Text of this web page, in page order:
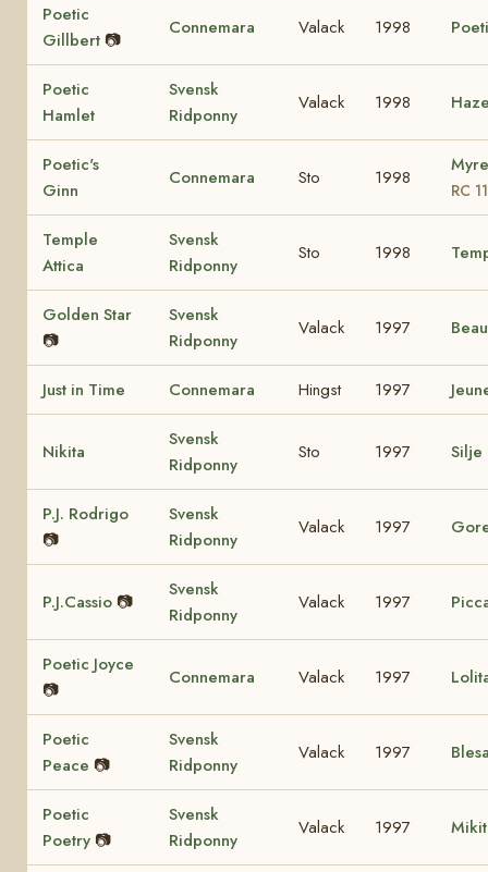
Poetic
Gillbert 📷
Connemara Valack 1998
Poetic
Hamlet
Svensk
Ridponny
Valack 1998
Poetic's
Ginn
Connemara Sto 1998
RC
Temple
Attica
Svensk
Ridponny
Sto 1998
Golden Star
📷
Svensk
Ridponny
Valack 1997
Just in Time Connemara Hingst 1997
Nikita
Svensk
Ridponny
Sto 1997 Silje
P.J. Rodrigo
📷
Svensk
Ridponny
Valack 1997
P.J.Cassio 📷
Svensk
Ridponny
Valack 1997
Poetic Joyce
📷
Connemara Valack 1997
Poetic
Peace 📷
Svensk
Ridponny
Valack 1997
Poetic
Poetry 📷
Svensk
Ridponny
Valack 1997